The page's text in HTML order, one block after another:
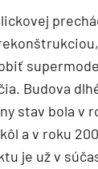
Budova
stav bola v
a v roku
je už v